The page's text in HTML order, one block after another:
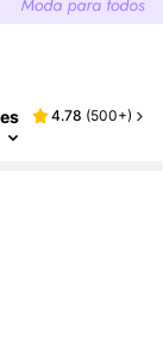
4.78 (500+)